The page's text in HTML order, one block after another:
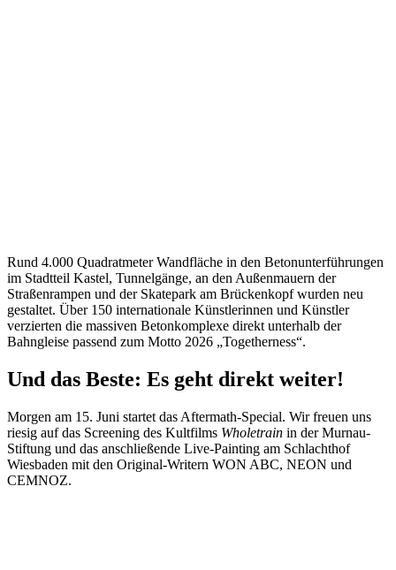
Rund 4.000 Quadratmeter Wandfläche in den Betonunterführungen
im Stadtteil Kastel, Tunnelgänge, an den Außenmauern der
Straßenrampen und der Skatepark am Brückenkopf wurden neu
gestaltet. Über 150 internationale Künstlerinnen und Künstler
verzierten die massiven Betonkomplexe direkt unterhalb der
Bahngleise passend zum Motto 2026 „Togetherness“.
Und das Beste: Es geht direkt weiter!
Morgen am 15. Juni startet das Aftermath-Special. Wir freuen uns
riesig auf das Screening des Kultfilms Wholetrain in der Murnau-
Stiftung und das anschließende Live-Painting am Schlachthof
Wiesbaden mit den Original-Writern WON ABC, NEON und
CEMNOZ.